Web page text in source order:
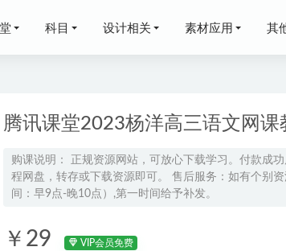
科目 设计相关 素材应用 其
腾讯课堂2023杨洋高三语文网
购课说明： 正规资源网站，可放心下载学习。付款成
程网盘，转存或下载资源即可。 售后服务：如有个别
间：早9点-晚10点）,第一时间给予补发。
￥29 VIP会员免费
课程百度网盘打包下载,机械设计课程/机械设